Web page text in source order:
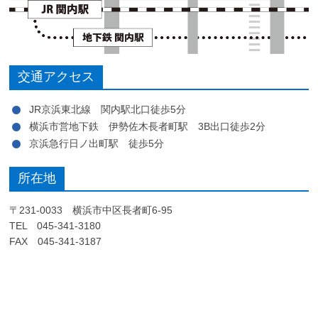
交通アクセス
JR京浜東北線 関内駅北口徒歩5分
横浜市営地下鉄 伊勢佐木長者町駅 3B出口徒歩2分
京浜急行日ノ出町駅 徒歩5分
所在地
〒231-0033 横浜市中区長者町6-95
TEL 045-341-3180
FAX 045-341-3187